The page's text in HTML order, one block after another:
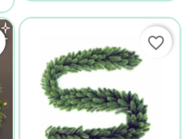
favorite_border